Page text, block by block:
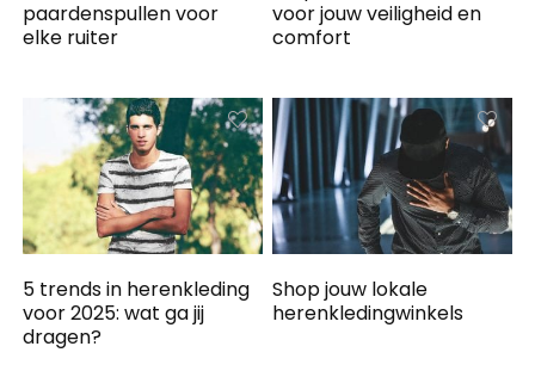
paardenspullen voor
elke ruiter
voor jouw veiligheid en
comfort
5 trends in herenkleding
voor 2025: wat ga jij
dragen?
Shop jouw lokale
herenkledingwinkels